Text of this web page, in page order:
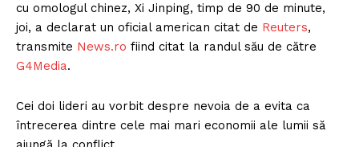
cu omologul chinez, Xi Jinping, timp de 90 de minute,
joi, a declarat un oficial american citat de Reuters,
transmite News.ro fiind citat la randul său de către
G4Media.
Cei doi lideri au vorbit despre nevoia de a evita ca
întrecerea dintre cele mai mari economii ale lumii să